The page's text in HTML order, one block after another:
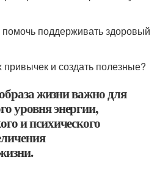
поддерживать здоровый
и создать полезные?
жизни важно для
уровня энергии,
и психического